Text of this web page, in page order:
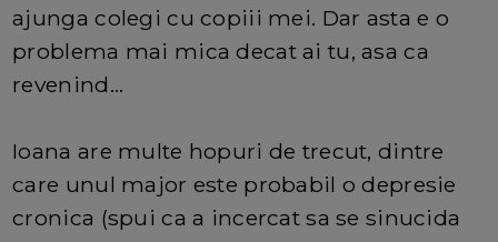
ajunga colegi cu copiii mei. Dar asta e o
problema mai mica decat ai tu, asa ca
revenind...
Ioana are multe hopuri de trecut, dintre
care unul major este probabil o depresie
cronica (spui ca a incercat sa se sinucida